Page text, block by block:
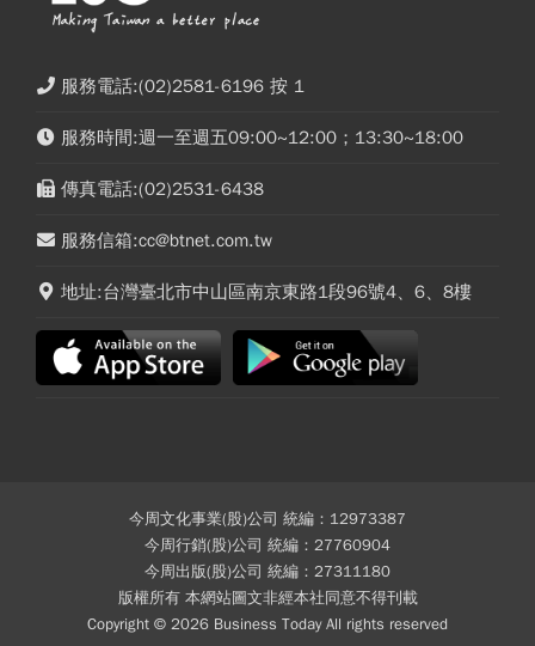
服務電話:(02)2581-6196 按 1
服務時間:週一至週五09:00~12:00；13:30~18:00
傳真電話:(02)2531-6438
服務信箱:cc@btnet.com.tw
地址:台灣臺北市中山區南京東路1段96號4、6、8樓
今周文化事業(股)公司 統編：12973387
今周行銷(股)公司 統編：27760904
今周出版(股)公司 統編：27311180
版權所有 本網站圖文非經本社同意不得刊載
Copyright © 2026 Business Today All rights reserved